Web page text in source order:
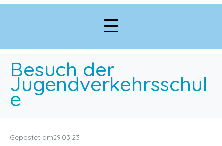
Besuch der
Jugendverkehrsschul
e
Gepostet am29.03.23